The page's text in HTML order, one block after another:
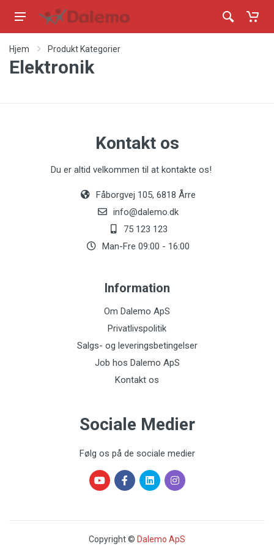
Hjem Produkt Kategorier
Elektronik
Kontakt os
Du er altid velkommen til at kontakte os!
Fåborgvej 105, 6818 Årre
info@dalemo.dk
75 123 123
Man-Fre 09:00 - 16:00
Information
Om Dalemo ApS
Privatlivspolitik
Salgs- og leveringsbetingelser
Job hos Dalemo ApS
Kontakt os
Sociale Medier
Følg os på de sociale medier
Copyright © Dalemo ApS